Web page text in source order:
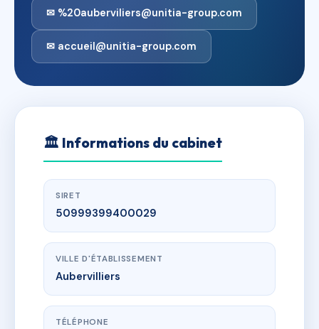
✉ %20auberviliers@unitia-group.com
✉ accueil@unitia-group.com
🏛 Informations du cabinet
SIRET
50999399400029
VILLE D'ÉTABLISSEMENT
Aubervilliers
TÉLÉPHONE